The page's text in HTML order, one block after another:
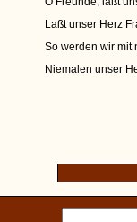
Laßt unser Herz
So werden wir mit
Niemalen unser